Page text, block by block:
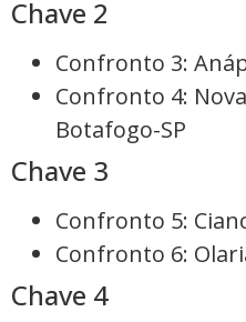
Chave 2
Confronto 3:
Confronto 4:
Botafogo-SP
Chave 3
Confronto 5:
Confronto 6:
Chave 4